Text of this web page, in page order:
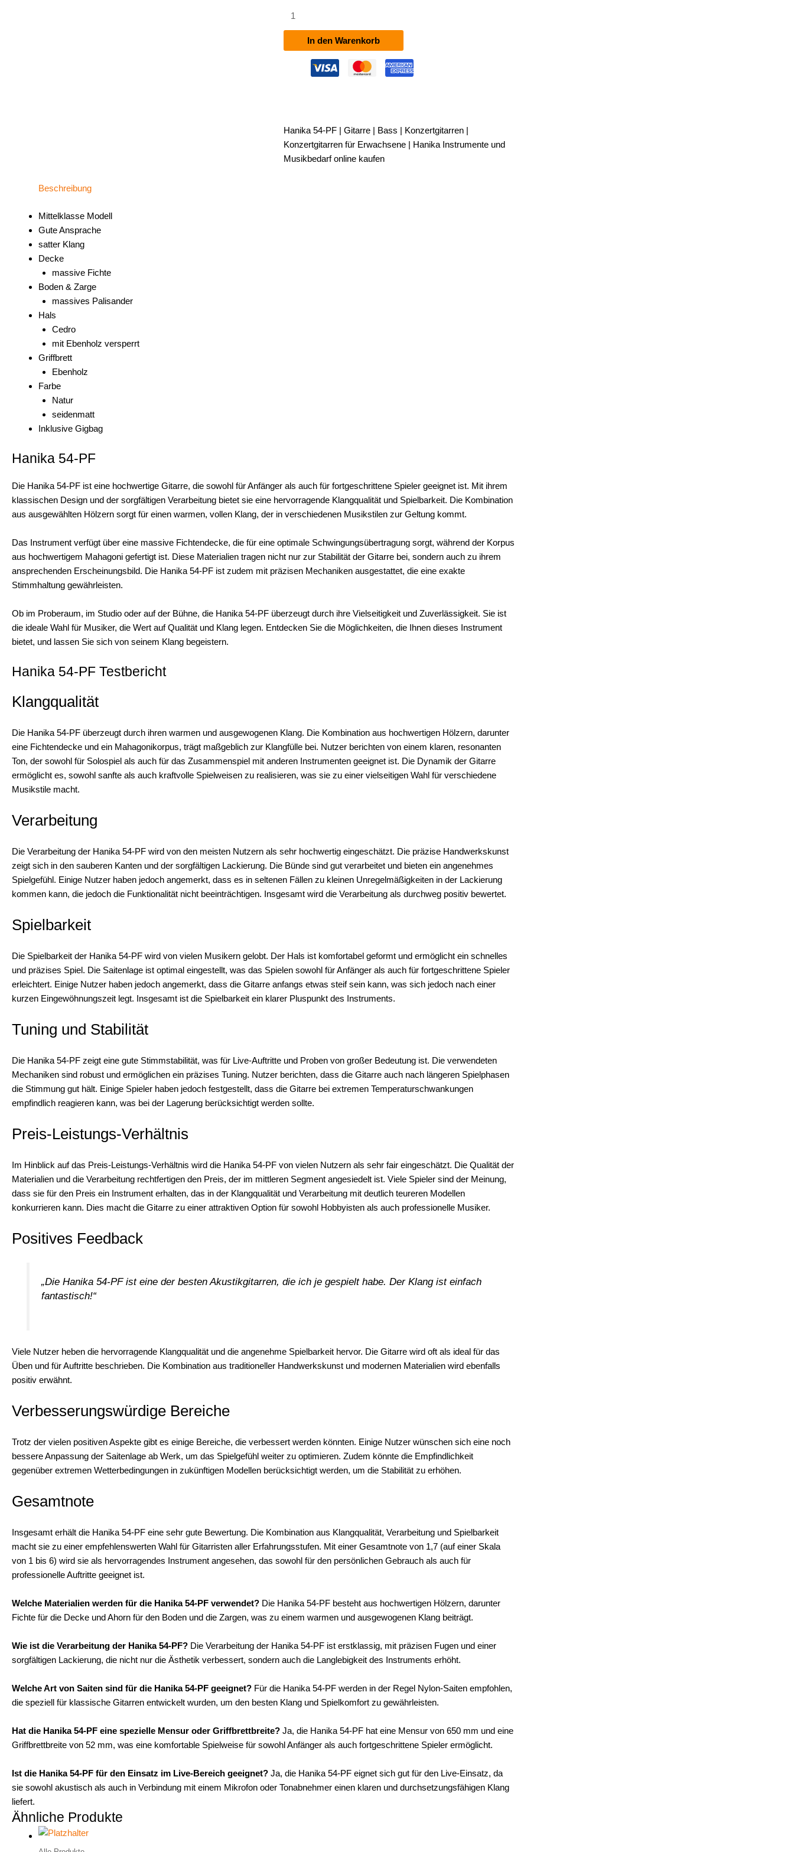
54-
Menge
In den Warenkorb
Hanika 54-PF | Gitarre | Bass | Konzertgitarren |
Konzertgitarren für Erwachsene | Hanika Instrumente und
Musikbedarf online kaufen
Beschreibung
Mittelklasse Modell
Gute Ansprache
satter Klang
Decke
massive Fichte
Boden & Zarge
massives Palisander
Hals
Cedro
mit Ebenholz versperrt
Griffbrett
Ebenholz
Farbe
Natur
seidenmatt
Inklusive Gigbag
Hanika 54-PF
Die Hanika 54-PF ist eine hochwertige Gitarre, die sowohl für Anfänger als auch für fortgeschrittene Spieler geeignet ist. Mit ihrem
klassischen Design und der sorgfältigen Verarbeitung bietet sie eine hervorragende Klangqualität und Spielbarkeit. Die Kombination
aus ausgewählten Hölzern sorgt für einen warmen, vollen Klang, der in verschiedenen Musikstilen zur Geltung kommt.
Das Instrument verfügt über eine massive Fichtendecke, die für eine optimale Schwingungsübertragung sorgt, während der Korpus
aus hochwertigem Mahagoni gefertigt ist. Diese Materialien tragen nicht nur zur Stabilität der Gitarre bei, sondern auch zu ihrem
ansprechenden Erscheinungsbild. Die Hanika 54-PF ist zudem mit präzisen Mechaniken ausgestattet, die eine exakte
Stimmhaltung gewährleisten.
Ob im Proberaum, im Studio oder auf der Bühne, die Hanika 54-PF überzeugt durch ihre Vielseitigkeit und Zuverlässigkeit. Sie ist
die ideale Wahl für Musiker, die Wert auf Qualität und Klang legen. Entdecken Sie die Möglichkeiten, die Ihnen dieses Instrument
bietet, und lassen Sie sich von seinem Klang begeistern.
Hanika 54-PF Testbericht
Klangqualität
Die Hanika 54-PF überzeugt durch ihren warmen und ausgewogenen Klang. Die Kombination aus hochwertigen Hölzern, darunter
eine Fichtendecke und ein Mahagonikorpus, trägt maßgeblich zur Klangfülle bei. Nutzer berichten von einem klaren, resonanten
Ton, der sowohl für Solospiel als auch für das Zusammenspiel mit anderen Instrumenten geeignet ist. Die Dynamik der Gitarre
ermöglicht es, sowohl sanfte als auch kraftvolle Spielweisen zu realisieren, was sie zu einer vielseitigen Wahl für verschiedene
Musikstile macht.
Verarbeitung
Die Verarbeitung der Hanika 54-PF wird von den meisten Nutzern als sehr hochwertig eingeschätzt. Die präzise Handwerkskunst
zeigt sich in den sauberen Kanten und der sorgfältigen Lackierung. Die Bünde sind gut verarbeitet und bieten ein angenehmes
Spielgefühl. Einige Nutzer haben jedoch angemerkt, dass es in seltenen Fällen zu kleinen Unregelmäßigkeiten in der Lackierung
kommen kann, die jedoch die Funktionalität nicht beeinträchtigen. Insgesamt wird die Verarbeitung als durchweg positiv bewertet.
Spielbarkeit
Die Spielbarkeit der Hanika 54-PF wird von vielen Musikern gelobt. Der Hals ist komfortabel geformt und ermöglicht ein schnelles
und präzises Spiel. Die Saitenlage ist optimal eingestellt, was das Spielen sowohl für Anfänger als auch für fortgeschrittene Spieler
erleichtert. Einige Nutzer haben jedoch angemerkt, dass die Gitarre anfangs etwas steif sein kann, was sich jedoch nach einer
kurzen Eingewöhnungszeit legt. Insgesamt ist die Spielbarkeit ein klarer Pluspunkt des Instruments.
Tuning und Stabilität
Die Hanika 54-PF zeigt eine gute Stimmstabilität, was für Live-Auftritte und Proben von großer Bedeutung ist. Die verwendeten
Mechaniken sind robust und ermöglichen ein präzises Tuning. Nutzer berichten, dass die Gitarre auch nach längeren Spielphasen
die Stimmung gut hält. Einige Spieler haben jedoch festgestellt, dass die Gitarre bei extremen Temperaturschwankungen
empfindlich reagieren kann, was bei der Lagerung berücksichtigt werden sollte.
Preis-Leistungs-Verhältnis
Im Hinblick auf das Preis-Leistungs-Verhältnis wird die Hanika 54-PF von vielen Nutzern als sehr fair eingeschätzt. Die Qualität der
Materialien und die Verarbeitung rechtfertigen den Preis, der im mittleren Segment angesiedelt ist. Viele Spieler sind der Meinung,
dass sie für den Preis ein Instrument erhalten, das in der Klangqualität und Verarbeitung mit deutlich teureren Modellen
konkurrieren kann. Dies macht die Gitarre zu einer attraktiven Option für sowohl Hobbyisten als auch professionelle Musiker.
Positives Feedback
„Die Hanika 54-PF ist eine der besten Akustikgitarren, die ich je gespielt habe. Der Klang ist einfach
fantastisch!“
Viele Nutzer heben die hervorragende Klangqualität und die angenehme Spielbarkeit hervor. Die Gitarre wird oft als ideal für das
Üben und für Auftritte beschrieben. Die Kombination aus traditioneller Handwerkskunst und modernen Materialien wird ebenfalls
positiv erwähnt.
Verbesserungswürdige Bereiche
Trotz der vielen positiven Aspekte gibt es einige Bereiche, die verbessert werden könnten. Einige Nutzer wünschen sich eine noch
bessere Anpassung der Saitenlage ab Werk, um das Spielgefühl weiter zu optimieren. Zudem könnte die Empfindlichkeit
gegenüber extremen Wetterbedingungen in zukünftigen Modellen berücksichtigt werden, um die Stabilität zu erhöhen.
Gesamtnote
Insgesamt erhält die Hanika 54-PF eine sehr gute Bewertung. Die Kombination aus Klangqualität, Verarbeitung und Spielbarkeit
macht sie zu einer empfehlenswerten Wahl für Gitarristen aller Erfahrungsstufen. Mit einer Gesamtnote von 1,7 (auf einer Skala
von 1 bis 6) wird sie als hervorragendes Instrument angesehen, das sowohl für den persönlichen Gebrauch als auch für
professionelle Auftritte geeignet ist.
Welche Materialien werden für die Hanika 54-PF verwendet? Die Hanika 54-PF besteht aus hochwertigen Hölzern, darunter
Fichte für die Decke und Ahorn für den Boden und die Zargen, was zu einem warmen und ausgewogenen Klang beiträgt.
Wie ist die Verarbeitung der Hanika 54-PF? Die Verarbeitung der Hanika 54-PF ist erstklassig, mit präzisen Fugen und einer
sorgfältigen Lackierung, die nicht nur die Ästhetik verbessert, sondern auch die Langlebigkeit des Instruments erhöht.
Welche Art von Saiten sind für die Hanika 54-PF geeignet? Für die Hanika 54-PF werden in der Regel Nylon-Saiten empfohlen,
die speziell für klassische Gitarren entwickelt wurden, um den besten Klang und Spielkomfort zu gewährleisten.
Hat die Hanika 54-PF eine spezielle Mensur oder Griffbrettbreite? Ja, die Hanika 54-PF hat eine Mensur von 650 mm und eine
Griffbrettbreite von 52 mm, was eine komfortable Spielweise für sowohl Anfänger als auch fortgeschrittene Spieler ermöglicht.
Ist die Hanika 54-PF für den Einsatz im Live-Bereich geeignet? Ja, die Hanika 54-PF eignet sich gut für den Live-Einsatz, da
sie sowohl akustisch als auch in Verbindung mit einem Mikrofon oder Tonabnehmer einen klaren und durchsetzungsfähigen Klang
liefert.
Ähnliche Produkte